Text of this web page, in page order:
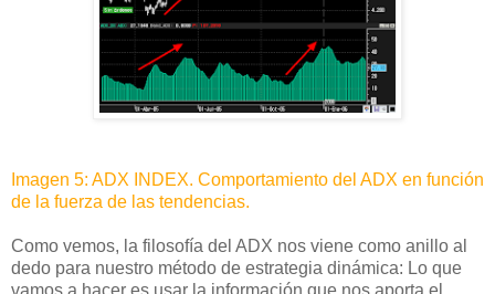
Imagen 5: ADX INDEX. Comportamiento del ADX en función
de la fuerza de las tendencias.
Como vemos, la filosofía del ADX nos viene como anillo al
dedo para nuestro método de estrategia dinámica: Lo que
vamos a hacer es usar la información que nos aporta el